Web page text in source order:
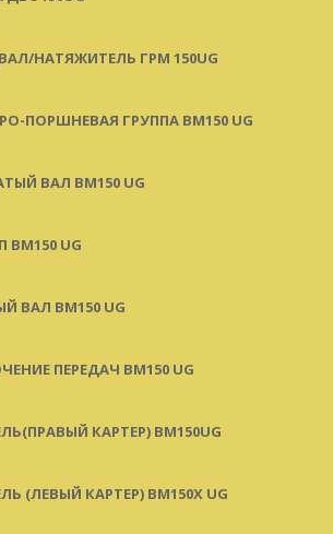
НАТЯЖИТЕЛЬ ГРМ 150UG
ПОРШНЕВАЯ ГРУППА BM150 UG
ВАЛ BM150 UG
UG
ВАЛ BM150 UG
ПЕРЕДАЧ BM150 UG
КАРТЕР) ВМ150UG
(ЛЕВЫЙ КАРТЕР) BM150X UG